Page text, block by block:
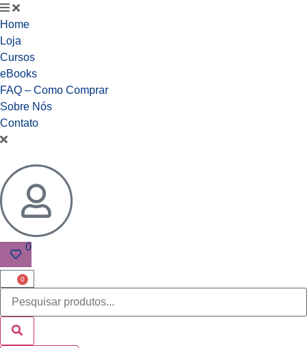
Home
Loja
Cursos
eBooks
FAQ – Como Comprar
Sobre Nós
Contato
0
0